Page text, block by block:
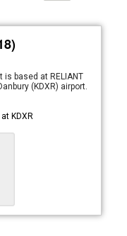
based at RELIANT
(KDXR) airport.
atKDXR